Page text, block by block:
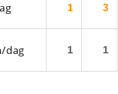
dag
1
1
3
1